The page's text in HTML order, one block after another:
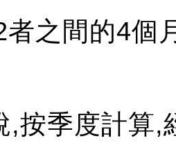
者之間的4個
,按季度計算,